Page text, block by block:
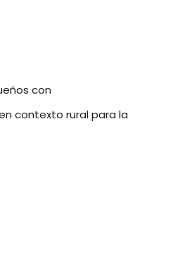
con
contexto rural para la